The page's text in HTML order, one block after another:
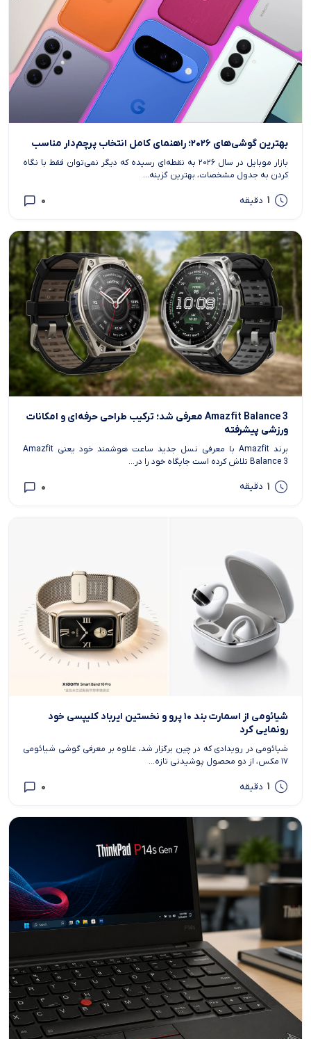
بهترین گوشی‌های ۲۰۲۶؛ راهنمای کامل انتخاب پرچم‌دار مناسب
بازار موبایل در سال ۲۰۲۶ به نقطه‌ای رسیده که دیگر نمی‌توان فقط با نگاه
کردن به جدول مشخصات، بهترین گزینه...
1 دقیقه 0
Amazfit Balance 3 معرفی شد؛ ترکیب طراحی حرفه‌ای و امکانات
ورزشی پیشرفته
برند Amazfit با معرفی نسل جدید ساعت هوشمند خود یعنی Amazfit
Balance 3 تلاش کرده است جایگاه خود را در...
1 دقیقه 0
شیائومی از اسمارت بند ۱۰ پرو و نخستین ایرباد کلیپسی خود
رونمایی کرد
شیائومی در رویدادی که در چین برگزار شد، علاوه بر معرفی گوشی شیائومی
۱۷ مکس، از دو محصول پوشیدنی تازه...
1 دقیقه 0